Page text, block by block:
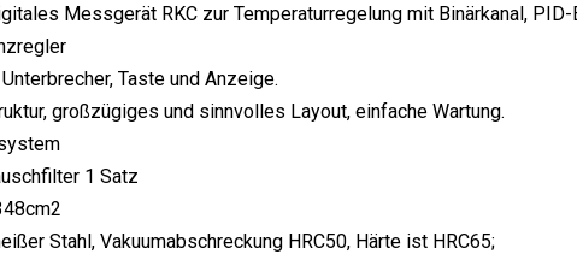
Messgerät RKC zur Temperaturregelung mit Binärkanal,
Taste und Anzeige.
großzügiges und sinnvolles Layout, einfache Wartung.
1 Satz
Stahl, Vakuumabschreckung HRC50, Härte ist HRC65;